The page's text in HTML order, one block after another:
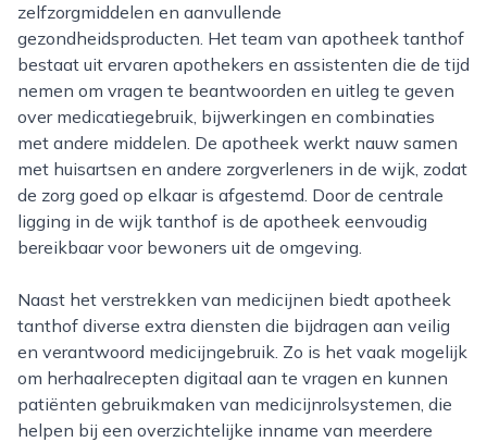
zelfzorgmiddelen en aanvullende
gezondheidsproducten. Het team van apotheek tanthof
bestaat uit ervaren apothekers en assistenten die de tijd
nemen om vragen te beantwoorden en uitleg te geven
over medicatiegebruik, bijwerkingen en combinaties
met andere middelen. De apotheek werkt nauw samen
met huisartsen en andere zorgverleners in de wijk, zodat
de zorg goed op elkaar is afgestemd. Door de centrale
ligging in de wijk tanthof is de apotheek eenvoudig
bereikbaar voor bewoners uit de omgeving.
Naast het verstrekken van medicijnen biedt apotheek
tanthof diverse extra diensten die bijdragen aan veilig
en verantwoord medicijngebruik. Zo is het vaak mogelijk
om herhaalrecepten digitaal aan te vragen en kunnen
patiënten gebruikmaken van medicijnrolsystemen, die
helpen bij een overzichtelijke inname van meerdere